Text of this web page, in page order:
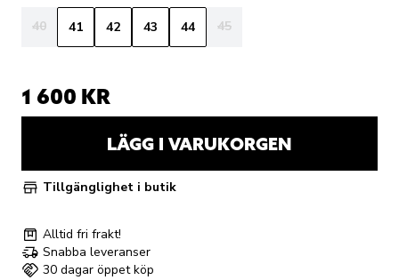
40
41 42 43 44 45
1 600 KR
LÄGG I VARUKORGEN
Tillgänglighet i butik
Alltid fri frakt!
Snabba leveranser
30 dagar öppet köp